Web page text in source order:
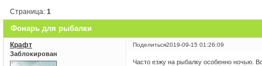
Фонарь для рыбалки
Страница:1
Поделиться2019-09-15 01:26:09
Крафт
Заблокирован
Часто езжу на рыбалку особенно ночью.